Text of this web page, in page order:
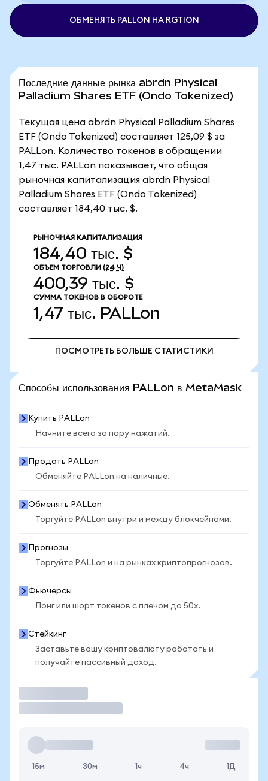
ОБМЕНЯТЬ PALLON НА RGTION
Последние данные рынка abrdn Physical
Palladium Shares ETF (Ondo Tokenized)
Текущая цена abrdn Physical Palladium Shares
ETF (Ondo Tokenized) составляет 125,09 $ за
PALLon. Количество токенов в обращении
1,47 тыс. PALLon показывает, что общая
рыночная капитализация abrdn Physical
Palladium Shares ETF (Ondo Tokenized)
составляет 184,40 тыс. $.
РЫНОЧНАЯ КАПИТАЛИЗАЦИЯ
184,40 тыс. $
ОБЪЕМ ТОРГОВЛИ (24 Ч)
400,39 тыс. $
СУММА ТОКЕНОВ В ОБОРОТЕ
1,47 тыс. PALLon
ПОСМОТРЕТЬ БОЛЬШЕ СТАТИСТИКИ
Способы использования PALLon в MetaMask
Купить PALLon
Начните всего за пару нажатий.
Продать PALLon
Обменяйте PALLon на наличные.
Обменять PALLon
Торгуйте PALLon внутри и между блокчейнами.
Прогнозы
Торгуйте PALLon и на рынках криптопрогнозов.
Фьючерсы
Лонг или шорт токенов с плечом до 50x.
Стейкинг
Заставьте вашу криптовалюту работать и
получайте пассивный доход.
15м 30м 1ч 4ч 1Д